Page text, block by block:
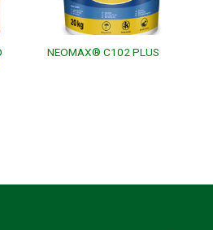
NEOMAX® C102 PLUS